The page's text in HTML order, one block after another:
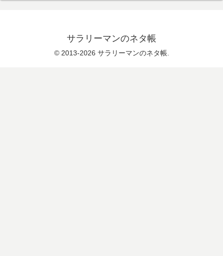
サラリーマンのネタ帳
© 2013-2026 サラリーマンのネタ帳.